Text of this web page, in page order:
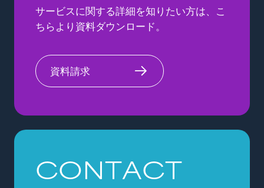
サービスに関する詳細を知りたい方は、
こ
ちらより資料ダウンロード。
資料請求
CONTACT